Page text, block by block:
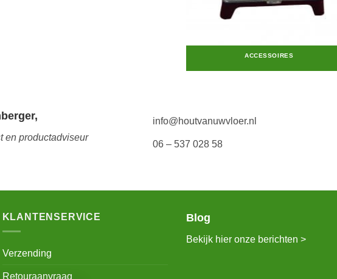
ACCESSOIRES
en productadviseur
info@houtvanuwvloer.nl
06 – 537 028 58
KLANTENSERVICE
Verzending
Retouraanvraag
Blog
Bekijk hier onze berichten >